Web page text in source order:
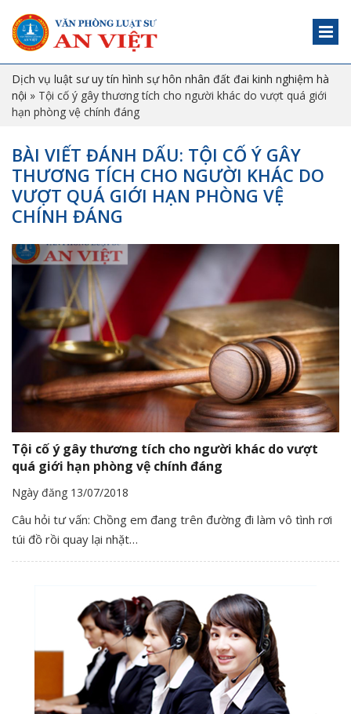
Dịch vụ luật sư uy tín hình sự hôn nhân đất đai kinh nghiệm hà
nội » Tội cố ý gây thương tích cho người khác do vượt quá giới
hạn phòng vệ chính đáng
BÀI VIẾT ĐÁNH DẤU: TỘI CỐ Ý GÂY
THƯƠNG TÍCH CHO NGƯỜI KHÁC DO
VƯỢT QUÁ GIỚI HẠN PHÒNG VỆ
CHÍNH ĐÁNG
Tội cố ý gây thương tích cho người khác do vượt
quá giới hạn phòng vệ chính đáng
Ngày đăng 13/07/2018
Câu hỏi tư vấn: Chồng em đang trên đường đi làm vô tình rơi
túi đồ rồi quay lại nhặt…